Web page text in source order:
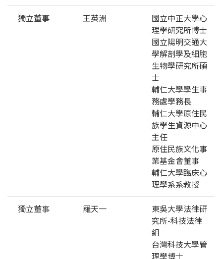
獨立董事 王英洲
國立中正大學心
理學研究所博士
國立陽明交通大
學解剖學及細胞
生物學研究所碩
士
輔仁大學學生事
務處學務長
輔仁大學原住民
族學生資源中心
主任
原住民族文化事
業基金會董事
輔仁大學臨床心
理學系系教授
獨立董事 羅天一
東吳大學法律研
究所-科技法律
組
台灣科技大學管
理學博士